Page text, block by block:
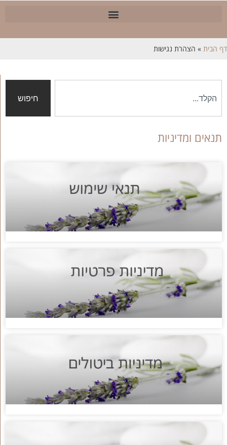
דף הבית » הצהרת נגישות
חיפוש
תנאים ומדיניות